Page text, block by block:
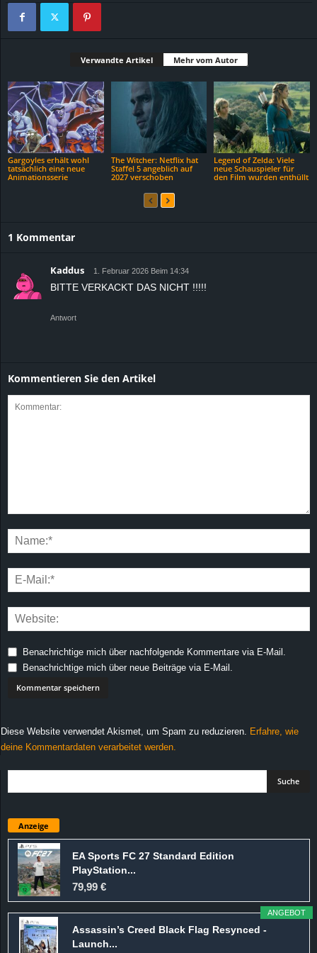
Verwandte Artikel Mehr vom Autor
Gargoyles erhält wohl
tatsächlich eine neue
Animationsserie
The Witcher: Netflix hat
Staffel 5 angeblich auf
2027 verschoben
Legend of Zelda: Viele
neue Schauspieler für
den Film wurden enthüllt
1 Kommentar
Kaddus 1. Februar 2026 Beim 14:34
BITTE VERKACKT DAS NICHT !!!!!
Antwort
Kommentieren Sie den Artikel
Benachrichtige mich über nachfolgende Kommentare via E-Mail.
Benachrichtige mich über neue Beiträge via E-Mail.
Diese Website verwendet Akismet, um Spam zu reduzieren. Erfahre, wie
deine Kommentardaten verarbeitet werden.
Anzeige
EA Sports FC 27 Standard Edition
PlayStation...
79,99 €
ANGEBOT
Assassin’s Creed Black Flag Resynced -
Launch...